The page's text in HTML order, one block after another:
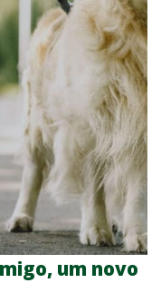
um novo